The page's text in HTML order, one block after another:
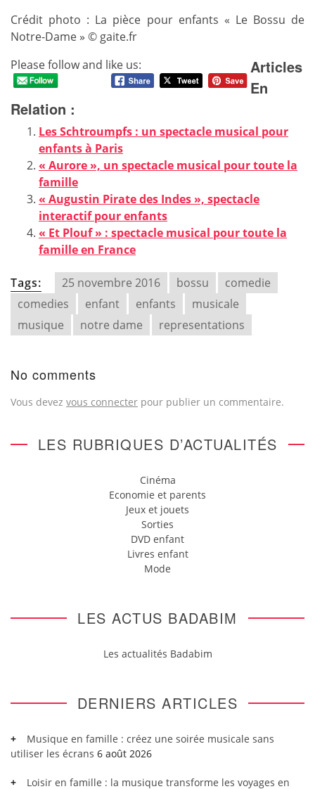
Crédit photo : La pièce pour enfants « Le Bossu de
Notre-Dame » © gaite.fr
Please follow and like us:
Articles
En
Relation :
Les Schtroumpfs : un spectacle musical pour
enfants à Paris
« Aurore », un spectacle musical pour toute la
famille
« Augustin Pirate des Indes », spectacle
interactif pour enfants
« Et Plouf » : spectacle musical pour toute la
famille en France
Tags: 25 novembre 2016 bossu
comedie
comedies
enfant enfants
musicale
musique
notre dame representations
No comments
Vous devez vous connecter pour publier un commentaire.
LES RUBRIQUES D’ACTUALITÉS
Cinéma
Economie et parents
Jeux et jouets
Sorties
DVD enfant
Livres enfant
Mode
LES ACTUS BADABIM
Les actualités Badabim
DERNIERS ARTICLES
Musique en famille : créez une soirée musicale sans
utiliser les écrans 6 août 2026
Loisir en famille : la musique transforme les voyages en